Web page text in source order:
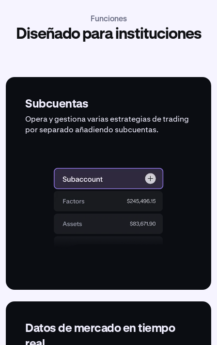
Funciones
Diseñado para instituciones
Subcuentas
Opera y gestiona varias estrategias de trading
por separado añadiendo subcuentas.
Datos de mercado en tiempo